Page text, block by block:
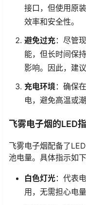
接口，但使用原
效率和安全性。
避免过充：尽管
能，但长时间保
影响。因此，建
充电环境：确保
电，避免高温或
飞雾电子烟的LED
飞雾电子烟配备了
池电量。具体指示如下
白色灯光：代表
用，无需担心电量